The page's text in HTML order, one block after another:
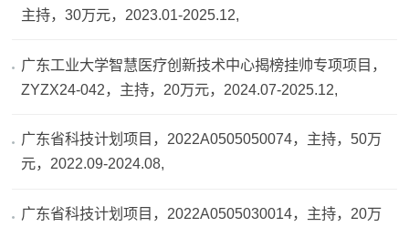
主持，30万元，2023.01-2025.12,
广东工业大学智慧医疗创新技术中心揭榜挂帅专项项目，
ZYZX24-042，主持，20万元，2024.07-2025.12,
广东省科技计划项目，2022A0505050074，主持，50万
元，2022.09-2024.08,
广东省科技计划项目，2022A0505030014，主持，20万